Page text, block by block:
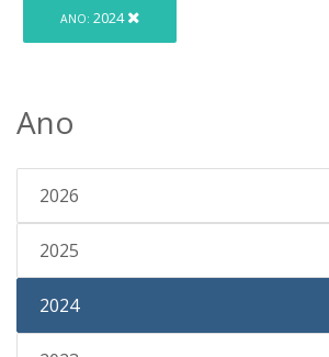
ANO: 2024
Ano
2026
2025
2024